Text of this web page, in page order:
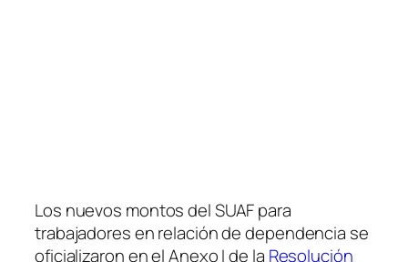
Los nuevos montos del SUAF para
trabajadores en relación de dependencia se
oficializaron en el Anexo I de la Resolución